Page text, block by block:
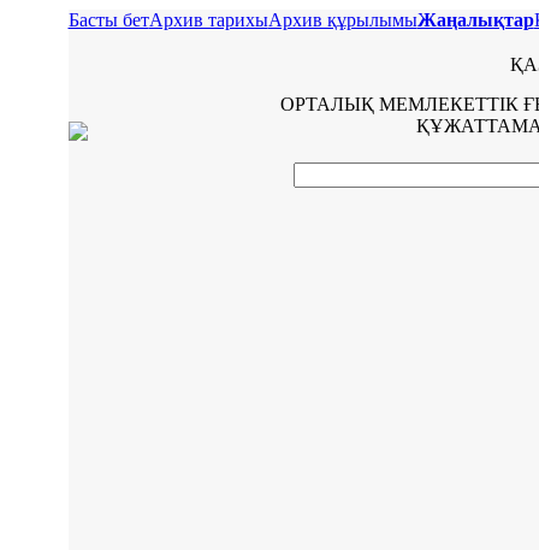
Басты бетАрхив тарихыАрхив құрылымыЖаңалықтар
ОРТАЛЫҚ МЕМЛЕКЕТТІК